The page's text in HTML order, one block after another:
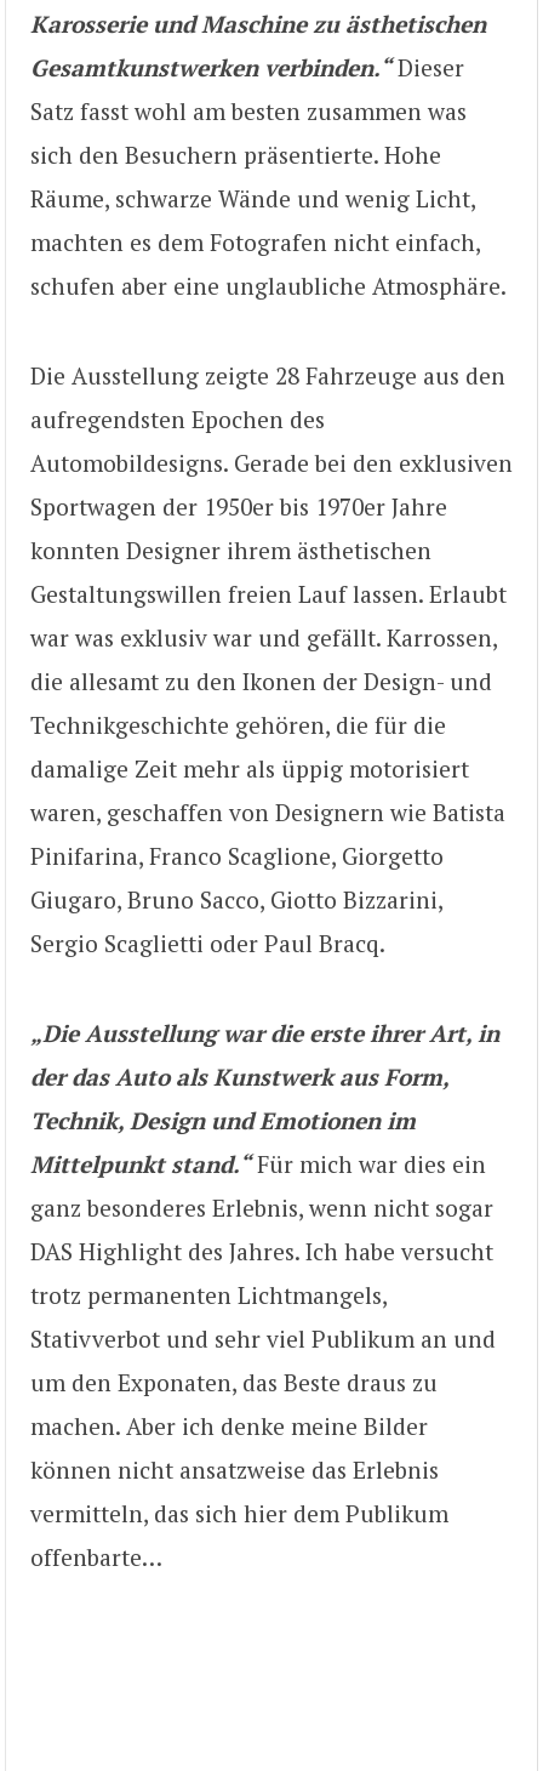
Karosserie und Maschine zu ästhetischen
Gesamtkunstwerken verbinden.“Dieser
Satz fasst wohl am besten zusammen was
sich den Besuchern präsentierte. Hohe
Räume, schwarze Wände und wenig Licht,
machten es dem Fotografen nicht einfach,
schufen aber eine unglaubliche Atmosphäre.
Die Ausstellung zeigte 28 Fahrzeuge aus den
aufregendsten Epochen des
Automobildesigns. Gerade bei den exklusiven
Sportwagen der 1950er bis 1970er Jahre
konnten Designer ihrem ästhetischen
Gestaltungswillen freien Lauf lassen. Erlaubt
war was exklusiv war und gefällt. Karrossen,
die allesamt zu den Ikonen der Design- und
Technikgeschichte gehören, die für die
damalige Zeit mehr als üppig motorisiert
waren, geschaffen von Designern wie Batista
Pinifarina, Franco Scaglione, Giorgetto
Giugaro, Bruno Sacco, Giotto Bizzarini,
Sergio Scaglietti oder Paul Bracq.
„Die Ausstellung war die erste ihrer Art, in
der das Auto als Kunstwerk aus Form,
Technik, Design und Emotionen im
Mittelpunkt stand.“Für mich war dies ein
ganz besonderes Erlebnis, wenn nicht sogar
DAS Highlight des Jahres. Ich habe versucht
trotz permanenten Lichtmangels,
Stativverbot und sehr viel Publikum an und
um den Exponaten, das Beste draus zu
machen. Aber ich denke meine Bilder
können nicht ansatzweise das Erlebnis
vermitteln, das sich hier dem Publikum
offenbarte…